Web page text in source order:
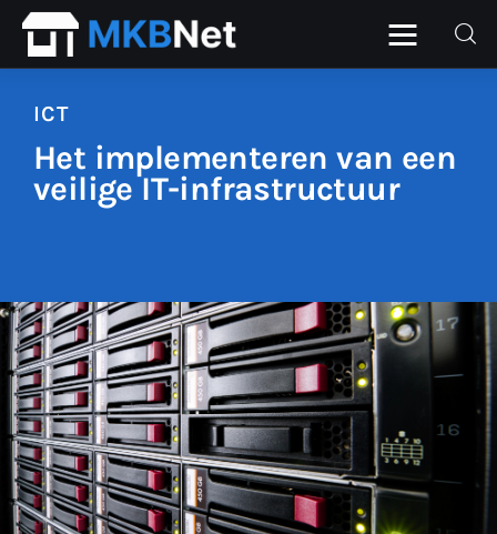
Home
ICT
Personeel
Starter
ICT
Het implementeren van een
veilige IT-infrastructuur